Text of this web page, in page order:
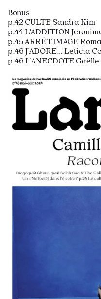
Bonus
p.42 CULTE Sandra Kim
p.44 L’ADDITION
p.45 ARRÊT IMAGE
p.46 J’ADORE… Leticia
p.46 L’ANECDOTE